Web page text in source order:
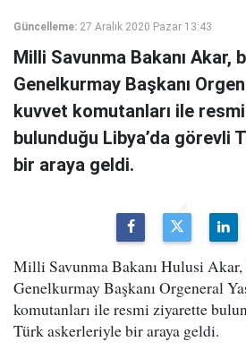
Güncelleme: 27 Aralık 2020 Pazar 13:43
Milli Savunma Bakanı Akar,
Genelkurmay Başkanı
kuvvet komutanları ile
bulunduğu Libya’da görevli
bir araya geldi.
Milli Savunma Bakanı Hulusi Akar,
Genelkurmay Başkanı Orgeneral
komutanları ile resmi ziyarette
Türk askerleriyle bir araya geldi.